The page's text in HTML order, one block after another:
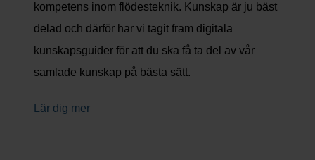
kompetens inom flödesteknik. Kunskap är ju bäst
delad och därför har vi tagit fram digitala
kunskapsguider för att du ska få ta del av vår
samlade kunskap på bästa sätt.
Lär dig mer